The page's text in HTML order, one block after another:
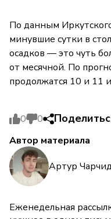
По данным
минувшие сутки в
осадков — это чуть
от месячной. По
продолжатся 10 и 11
0 0
Автор материала
Артур
Еженедельная